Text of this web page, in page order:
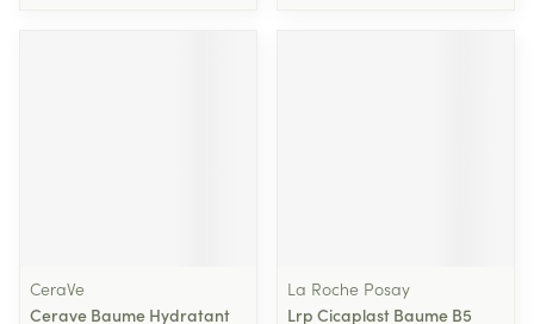
CeraVe
Cerave Baume Hydratant
La Roche Posay
Lrp Cicaplast Baume B5